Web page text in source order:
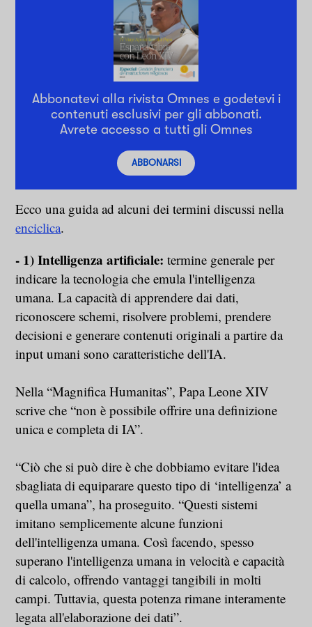
Abbonatevi alla rivista Omnes e godetevi i
contenuti esclusivi per gli abbonati.
Avrete accesso a tutti gli Omnes
ABBONARSI
Ecco una guida ad alcuni dei termini discussi nella
enciclica.
- 1) Intelligenza artificiale: termine generale per
indicare la tecnologia che emula l'intelligenza
umana. La capacità di apprendere dai dati,
riconoscere schemi, risolvere problemi, prendere
decisioni e generare contenuti originali a partire da
input umani sono caratteristiche dell'IA.
Nella “Magnifica Humanitas”, Papa Leone XIV
scrive che “non è possibile offrire una definizione
unica e completa di IA”.
“Ciò che si può dire è che dobbiamo evitare l'idea
sbagliata di equiparare questo tipo di ‘intelligenza’ a
quella umana”, ha proseguito. “Questi sistemi
imitano semplicemente alcune funzioni
dell'intelligenza umana. Così facendo, spesso
superano l'intelligenza umana in velocità e capacità
di calcolo, offrendo vantaggi tangibili in molti
campi. Tuttavia, questa potenza rimane interamente
legata all'elaborazione dei dati”.